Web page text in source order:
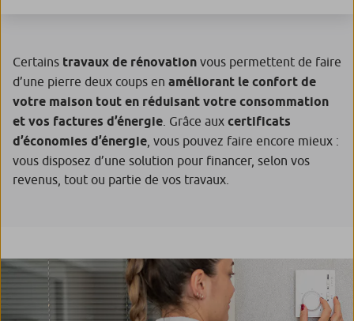
Certains travaux de rénovation vous permettent de faire
d’une pierre deux coups en améliorant le confort de
votre maison tout en réduisant votre consommation
et vos factures d’énergie . Grâce aux certificats
d’économies d’énergie , vous pouvez faire encore mieux :
vous disposez d’une solution pour financer, selon vos
revenus, tout ou partie de vos travaux.